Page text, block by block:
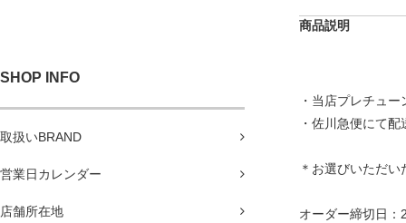
SHOP INFO
取扱いBRAND
営業日カレンダー
店舗所在地
商品説明
・当店プレチュ
・佐川急便にて
＊お選びいただ
オーダー締切日：